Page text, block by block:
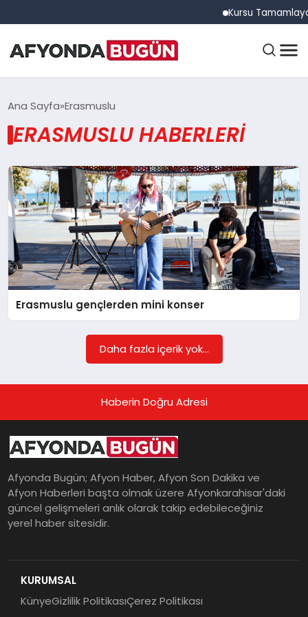
Kursu
ANASAYFA
EĞITIM
DÜNYA
EKONOMI
SIYASET
SPOR
Ana Sayfa Erasmuslu
ERASMUSLU HABERLERI
Erasmuslu gençlerden mini konser
Daha fazla içerik yok...
Haberin Doğru Adresi
Afyonda Bugün; Afyon Haber, Afyon Son Dakika ve
Afyon Haberleri başta olmak üzere Afyonkarahisar'daki
güncel gelişmeleri anlık olarak takip edebileceğiniz
yerel haber sitesidir.
KURUMSAL
KünyeGizlilik PolitikasıÇerez Politikası